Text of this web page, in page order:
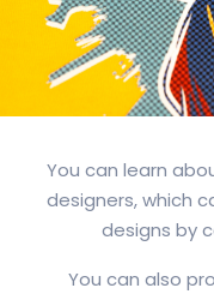
You can learn
designers, which
designs by
You can also